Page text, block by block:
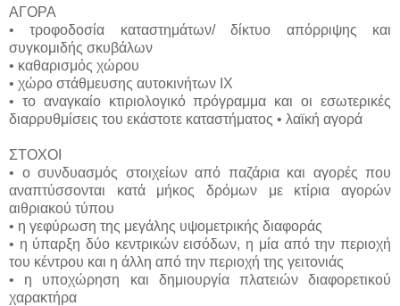
ΑΓΟΡΑ
• τροφοδοσία καταστημάτων/ δίκτυο απόρριψης και
συγκομιδής σκυβάλων
• καθαρισμός χώρου
• χώρο στάθμευσης αυτοκινήτων ΙΧ
• το αναγκαίο κτιριολογικό πρόγραμμα και οι εσωτερικές
διαρρυθμίσεις του εκάστοτε καταστήματος • λαϊκή αγορά
ΣΤΟΧΟΙ
• ο συνδυασμός στοιχείων από παζάρια και αγορές που
αναπτύσσονται κατά μήκος δρόμων με κτίρια αγορών
αιθριακού τύπου
• η γεφύρωση της μεγάλης υψομετρικής διαφοράς
• η ύπαρξη δύο κεντρικών εισόδων, η μία από την περιοχή
του κέντρου και η άλλη από την περιοχή της γειτονιάς
• η υποχώρηση και δημιουργία πλατειών διαφορετικού
χαρακτήρα